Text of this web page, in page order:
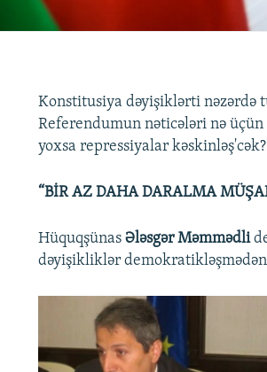
Konstitusiya dəyişiklərti nəzərdə
Referendumun nəticələri nə
yoxsa repressiyalar kəskinləş'cək?
“BİR AZ DAHA DARALMA
HüquqşünasƏləsgər Məmmədli
dəyişikliklər demokratikləşmədən